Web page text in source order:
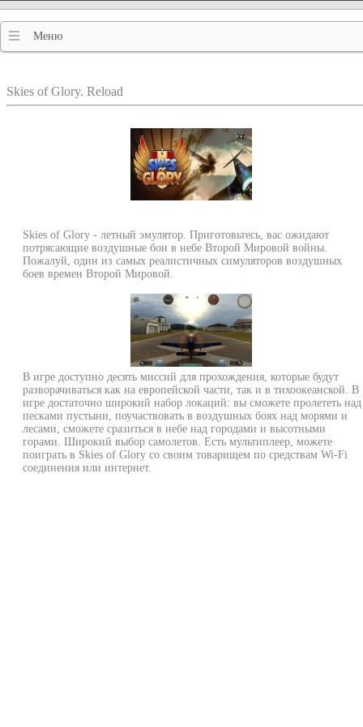
Меню
Skies of Glory. Reload
Skies of Glory - летный эмулятор. Приготовьтесь, вас ожидают
потрясающие воздушные бои в небе Второй Мировой войны.
Пожалуй, один из самых реалистичных симуляторов воздушных
боев времен Второй Мировой.
В игре доступно десять миссий для прохождения, которые будут
разворачиваться как на европейской части, так и в тихоокеанской. В
игре достаточно широкий набор локаций: вы сможете пролететь над
песками пустыни, поучаствовать в воздушных боях над морями и
лесами, сможете сразиться в небе над городами и высотными
горами. Широкий выбор самолетов. Есть мультиплеер, можете
поиграть в Skies of Glory со своим товарищем по средствам Wi-Fi
соединения или интернет.